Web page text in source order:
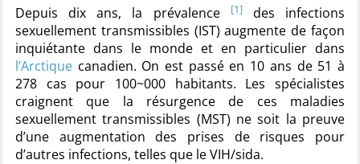
Depuis dix ans, la prévalence [1]des infections
sexuellement transmissibles (IST) augmente de façon
inquiétante dans le monde et en particulier dans
l’Arctique canadien. On est passé en 10 ans de 51 à
278 cas pour 100~000 habitants. Les spécialistes
craignent que la résurgence de ces maladies
sexuellement transmissibles (MST) ne soit la preuve
d’une augmentation des prises de risques pour
d’autres infections, telles que le VIH/sida.